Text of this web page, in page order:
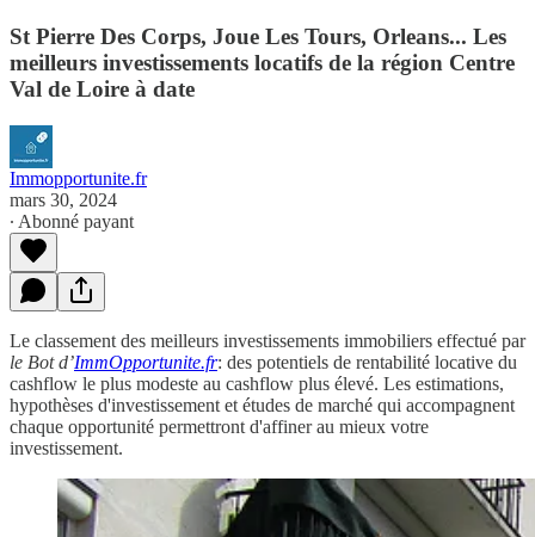
St Pierre Des Corps, Joue Les Tours, Orleans... Les
meilleurs investissements locatifs de la région Centre
Val de Loire à date
Immopportunite.fr
mars 30, 2024
∙ Abonné payant
Le classement des meilleurs investissements immobiliers effectué par
le Bot d’ImmOpportunite.fr: des potentiels de rentabilité locative du
cashflow le plus modeste au cashflow plus élevé. Les estimations,
hypothèses d'investissement et études de marché qui accompagnent
chaque opportunité permettront d'affiner au mieux votre
investissement.